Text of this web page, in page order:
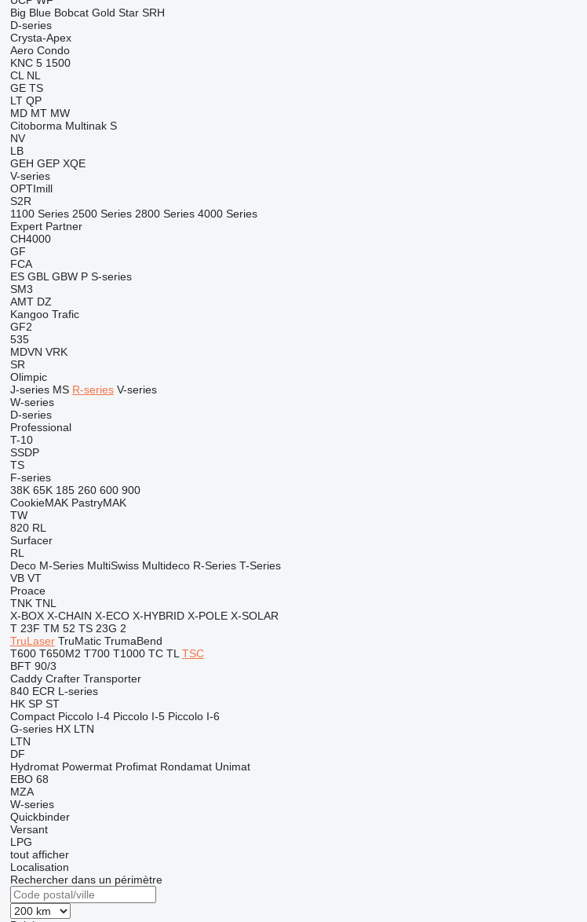
Big Blue Bobcat Gold Star SRH
D-series
Crysta-Apex
Aero Condo
KNC 5 1500
CL NL
GE TS
LT QP
MD MT MW
Citoborma Multinak S
NV
LB
GEH GEP XQE
V-series
OPTImill
S2R
1100 Series 2500 Series 2800 Series 4000 Series
Expert Partner
CH4000
GF
FCA
ES GBL GBW P S-series
SM3
AMT DZ
Kangoo Trafic
GF2
535
MDVN VRK
SR
Olimpic
J-series MS R-series V-series
W-series
D-series
Professional
T-10
SSDP
TS
F-series
38K 65K 185 260 600 900
CookieMAK PastryMAK
TW
820 RL
Surfacer
RL
Deco M-Series MultiSwiss Multideco R-Series T-Series
VB VT
Proace
TNK TNL
X-BOX X-CHAIN X-ECO X-HYBRID X-POLE X-SOLAR
T 23F TM 52 TS 23G 2
TruLaser TruMatic TrumaBend
T600 T650M2 T700 T1000 TC TL TSC
BFT 90/3
Caddy Crafter Transporter
840 ECR L-series
HK SP ST
Compact Piccolo I-4 Piccolo I-5 Piccolo I-6
G-series HX LTN
LTN
DF
Hydromat Powermat Profimat Rondamat Unimat
EBO 68
MZA
W-series
Quickbinder
Versant
LPG
tout afficher
Localisation
Rechercher dans un périmètre